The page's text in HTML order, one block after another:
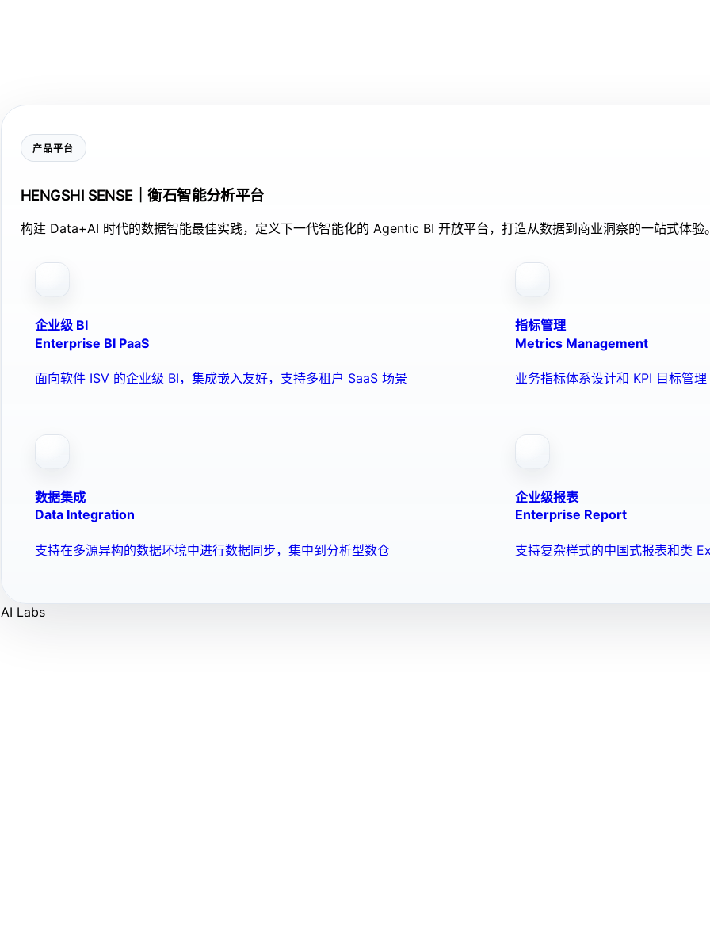
产品平台
HENGSHI SENSE｜衡石智能分析平台
构建 Data+AI 时代的数据智能最佳实践，定义下一代智能化的 Agentic BI 开放平台，打造从数据到商业洞察的一站式体验
企业级 BI
Enterprise BI PaaS
面向软件 ISV 的企业级 BI，集成嵌入友好，支持多租户 SaaS 场景
指标管理
Metrics Management
业务指标体系设计和 KPI 目标管理
数据集成
Data Integration
支持在多源异构的数据环境中进行数据同步，集中到分析型数仓
企业级报表
Enterprise Report
支持复杂样式的中国式报表和类
AI Labs